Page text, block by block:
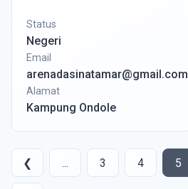
Status
Negeri
Email
arenadasinatamar@gmail.com
Alamat
Kampung Ondole
❮ ... 3 4 5